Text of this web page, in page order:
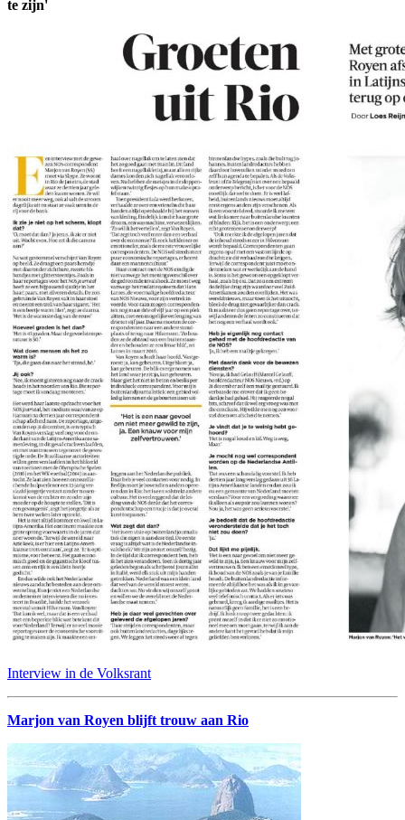
te zijn'
Interview in de Volksrant
Marjon van Royen blijft trouw aan Rio